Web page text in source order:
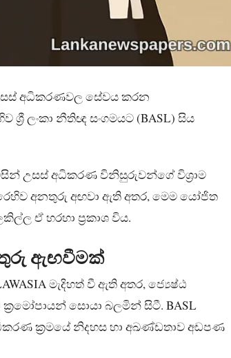
උසස් අධිකරණවල සේවය කරන
ලංකා නීතිඥ සංගමයට (BASL) සිය
විසින් උසස් අධිකරණ විනිසුරුවන්ගේ විශ්‍රාම
අනතුරු අඟවා ඇති අතර, මෙම යෝජිත
ඒ හරහා ප්‍රකාශ විය.
ඇඟවීමක්
මැදිහත් වී ඇති අතර, ජ්‍යෙෂ්ඨ
සොයා බලමින් සිටී. BASL
ක්‍රමයේ නිදහස හා අඛණ්ඩතාව අඩපණ